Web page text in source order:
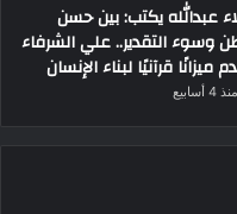
عبدالله يكتب: بين حسن
وسوء التقدير.. علي الشرفاء
ميزانًا قرآنيًا لبناء الإنسان
منذ 4 أسابيع